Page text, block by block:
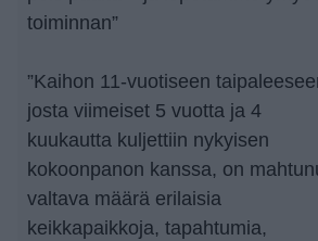
toiminnan”
”Kaihon 11-vuotiseen
josta viimeiset 5 vuotta ja 4
kuukautta kuljettiin nykyisen
kokoonpanon kanssa, on
valtava määrä erilaisia
keikkapaikkoja, tapahtumia,